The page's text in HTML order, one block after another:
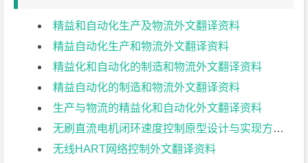
精益和自动化生产及物流外文翻译资料
精益自动化生产和物流外文翻译资料
精益化和自动化的制造和物流外文翻译资料
精益自动化的制造和物流外文翻译资料
生产与物流的精益化和自动化外文翻译资料
无刷直流电机闭环速度控制原型设计与实现方法外文翻译资料
无线HART网络控制外文翻译资料